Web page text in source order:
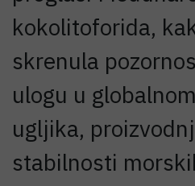
kokolitoforida,
skrenula
ulogu u
ugljika,
stabilnosti